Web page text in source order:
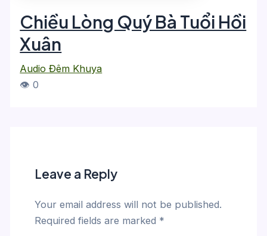
Chiều Lòng Quý Bà Tuổi Hồi
Xuân
Audio Đêm Khuya
👁 0
Leave a Reply
Your email address will not be published.
Required fields are marked *